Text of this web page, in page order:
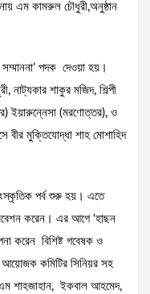
এম কামরুল চৌধুরী,অনুষ্ঠান
সম্মাননা’ পদক দেওয়া হয়।
নাট্যকার শাকুর মজিদ, শিল্পী
ইয়ারুন্নেসা (মরণোত্তর), ও
বীর মুক্তিযোদ্ধা শাহ মোশাহিদ
পর্ব শুরু হয়। এতে
করেন। এর আগে ‘হাছন
করেন বিশিষ্ট গবেষক ও
আয়োজক কমিটির সিনিয়র সহ
এম শাহজাহান, ইকবাল আহমেদ,